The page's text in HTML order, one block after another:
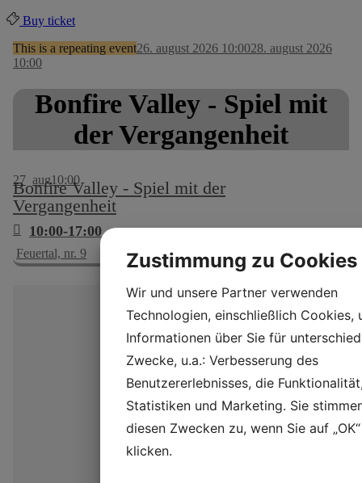
Buy ticket
This is a repeating event26. august 2026 10:0028. august 2026
10:00
Bonfire Valley - Spiel mit
der Vergangenheit
27 aug10:00
Bonfire Valley - Spiel mit der
Vergangenheit
10:00-17:00
Feuertal, nr. 9 Zustimmung zu Cookies
Wir und unsere Partner verwenden
Technologien, einschließlich Cookies,
Informationen über Sie für
Zwecke, u.a.: Verbesserung des
Benutzererlebnisses, die
Statistiken und Marketing. Sie
diesen Zwecken zu, wenn Sie auf „OK“
klicken.